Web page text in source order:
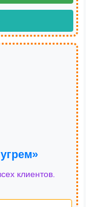
клиентов.